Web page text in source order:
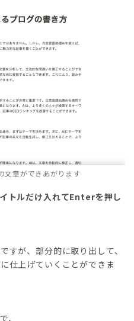
文章ができあがります
トルだけ入れてEnterを押し
すが、部分的に取り出して、
仕上げていくことができま
、